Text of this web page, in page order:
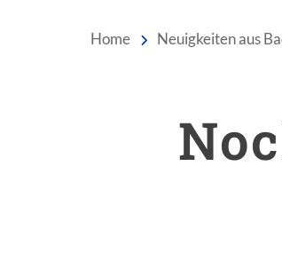
Home Neuigkeiten aus